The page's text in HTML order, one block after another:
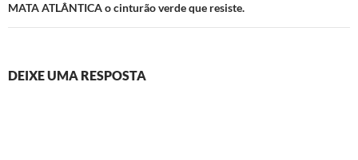
MATA ATLÂNTICA o cinturão verde que resiste.
DEIXE UMA RESPOSTA